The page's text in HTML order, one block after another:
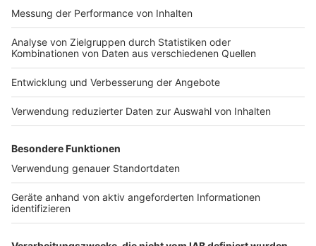
Nutzungsbedingungen
Jobs
Presse
Werben
Archiv
ANTENNE BAYERN GROUP
Stiftung ANTENNE BAYERN
hilft
Kontakt
Studio-Hotline
Verkehrs-Hotline